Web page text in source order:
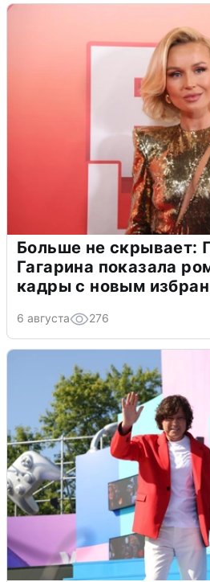
Больше не скрывает:
Гагарина показала
кадры с новым
6 августа 276